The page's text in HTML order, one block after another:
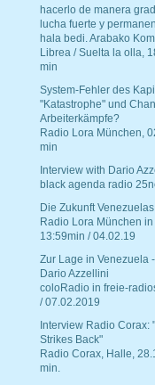
hacerlo de manera
lucha fuerte y
hala bedi. Arabako
Librea / Suelta la olla,
min
System-Fehler des
"Katastrophe" und
Arbeiterkämpfe?
Radio Lora München,
min
Interview with Dario
black agenda radio
Die Zukunft Venezuelas
Radio Lora München
13:59min / 04.02.19
Zur Lage in Venezuela
Dario Azzellini
coloRadio in freie-
/ 07.02.2019
Interview Radio Corax:
Strikes Back"
Radio Corax, Halle,
min.